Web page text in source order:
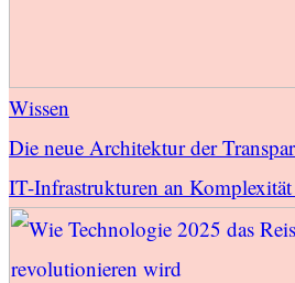
Wissen
Die neue Architektur der
IT-Infrastrukturen an Komplexität